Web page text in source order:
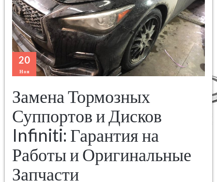
20
Ноя
Замена Тормозных
Суппортов и Дисков
Infiniti: Гарантия на
Работы и Оригинальные
Запчасти